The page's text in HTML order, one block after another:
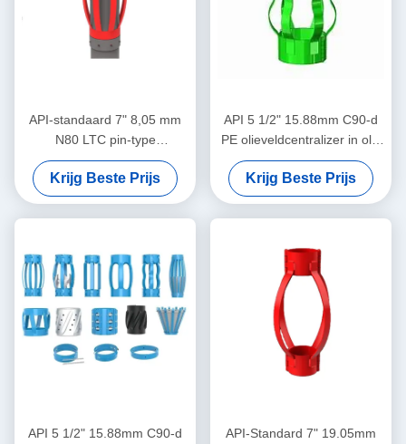
API-standaard 7" 8,05 mm
N80 LTC pin-type
centralisator voor het
beperken van de
verplaatsing van de casing-
centralisator in olie- en
Krijg Beste Prijs
API 5 1/2" 15.88mm C90-d
PE olieveldcentralizer in olie
en gas
Krijg Beste Prijs
API 5 1/2" 15.88mm C90-d
API-Standard 7" 19.05mm